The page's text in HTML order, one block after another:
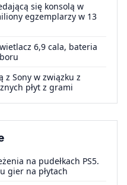
się konsolą w
egzemplarzy w 13
6,9 cala, bateria
z Sony w związku z
płyt z grami
na pudełkach PS5.
gier na płytach